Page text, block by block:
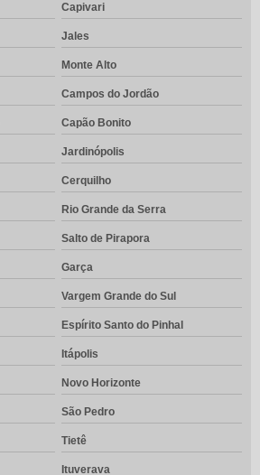
Capivari
Jales
Monte Alto
Campos do Jordão
Capão Bonito
Jardinópolis
Cerquilho
Rio Grande da Serra
Salto de Pirapora
Garça
Vargem Grande do Sul
Espírito Santo do Pinhal
Itápolis
Novo Horizonte
São Pedro
Tietê
Ituverava